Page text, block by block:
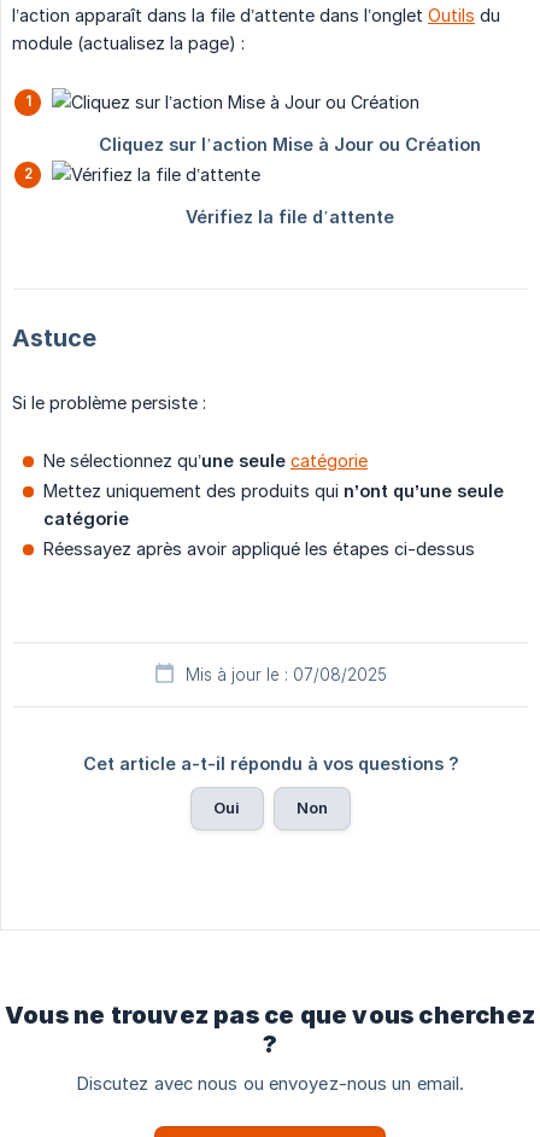
l’action apparaît dans la file d’attente dans l’onglet Outils du
module (actualisez la page) :
Astuce
Si le problème persiste :
Ne sélectionnez qu’une seule catégorie
Mettez uniquement des produits qui n’ont qu’une seule
catégorie
Réessayez après avoir appliqué les étapes ci-dessus
Mis à jour le : 07/08/2025
Cet article a-t-il répondu à vos questions ?
Oui Non
Vous ne trouvez pas ce que vous cherchez
?
Discutez avec nous ou envoyez-nous un email.